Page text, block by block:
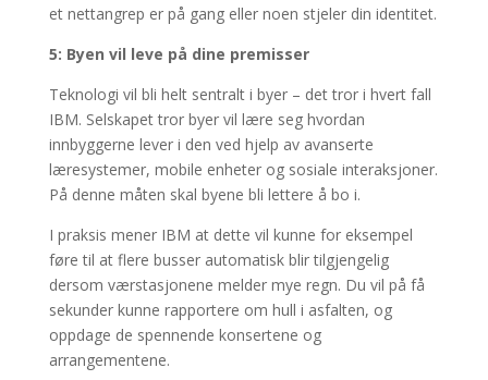
et nettangrep er på gang eller noen stjeler din identitet.
5: Byen vil leve på dine premisser
Teknologi vil bli helt sentralt i byer – det tror i hvert fall
IBM. Selskapet tror byer vil lære seg hvordan
innbyggerne lever i den ved hjelp av avanserte
læresystemer, mobile enheter og sosiale interaksjoner.
På denne måten skal byene bli lettere å bo i.
I praksis mener IBM at dette vil kunne for eksempel
føre til at flere busser automatisk blir tilgjengelig
dersom værstasjonene melder mye regn. Du vil på få
sekunder kunne rapportere om hull i asfalten, og
oppdage de spennende konsertene og
arrangementene.